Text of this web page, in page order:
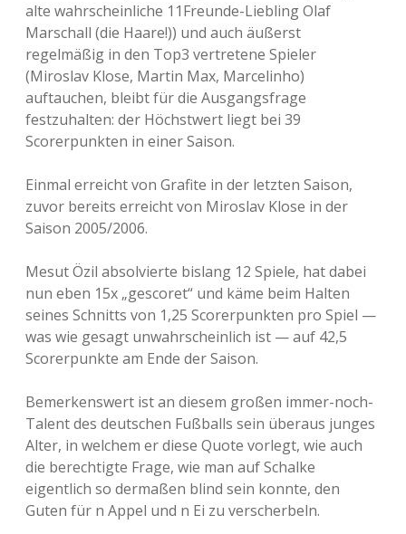
alte wahrscheinliche 11Freunde-Liebling Olaf
Marschall (die Haare!)) und auch äußerst
regelmäßig in den Top3 vertretene Spieler
(Miroslav Klose, Martin Max, Marcelinho)
auftauchen, bleibt für die Ausgangsfrage
festzuhalten: der Höchstwert liegt bei 39
Scorerpunkten in einer Saison.
Einmal erreicht von Grafite in der letzten Saison,
zuvor bereits erreicht von Miroslav Klose in der
Saison 2005/2006.
Mesut Özil absolvierte bislang 12 Spiele, hat dabei
nun eben 15x „gescoret“ und käme beim Halten
seines Schnitts von 1,25 Scorerpunkten pro Spiel —
was wie gesagt unwahrscheinlich ist — auf 42,5
Scorerpunkte am Ende der Saison.
Bemerkenswert ist an diesem großen immer-noch-
Talent des deutschen Fußballs sein überaus junges
Alter, in welchem er diese Quote vorlegt, wie auch
die berechtigte Frage, wie man auf Schalke
eigentlich so dermaßen blind sein konnte, den
Guten für n Appel und n Ei zu verscherbeln.